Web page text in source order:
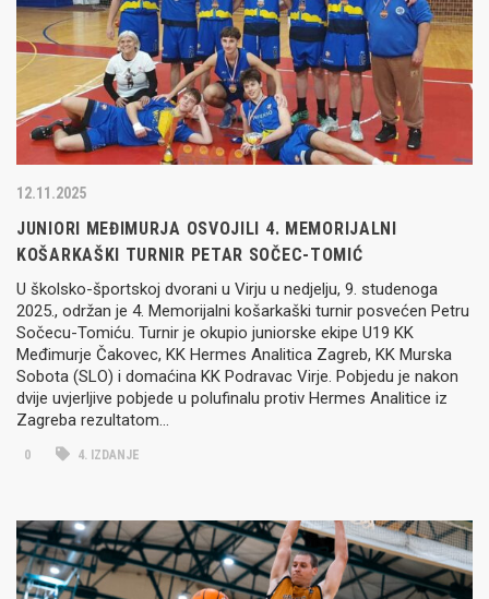
12.11.2025
JUNIORI MEĐIMURJA OSVOJILI 4. MEMORIJALNI
KOŠARKAŠKI TURNIR PETAR SOČEC-TOMIĆ
U školsko-športskoj dvorani u Virju u nedjelju, 9. studenoga
2025., održan je 4. Memorijalni košarkaški turnir posvećen Petru
Sočecu-Tomiću. Turnir je okupio juniorske ekipe U19 KK
Međimurje Čakovec, KK Hermes Analitica Zagreb, KK Murska
Sobota (SLO) i domaćina KK Podravac Virje. Pobjedu je nakon
dvije uvjerljive pobjede u polufinalu protiv Hermes Analitice iz
Zagreba rezultatom…
0 4. IZDANJE